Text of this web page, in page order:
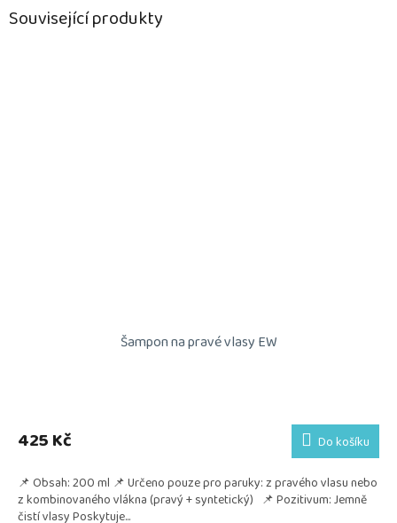
Související produkty
Šampon na pravé vlasy EW
425 Kč Do košíku
📌 Obsah: 200 ml 📌 Určeno pouze pro paruky: z pravého vlasu nebo
z kombinovaného vlákna (pravý + syntetický) 📌 Pozitivum: Jemně
čistí vlasy Poskytuje...